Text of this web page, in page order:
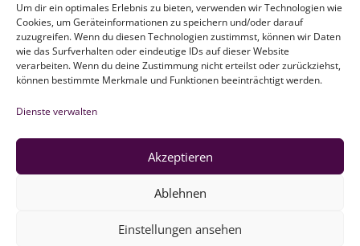
Um dir ein optimales Erlebnis zu bieten, verwenden wir Technologien wie
Cookies, um Geräteinformationen zu speichern und/oder darauf
zuzugreifen. Wenn du diesen Technologien zustimmst, können wir Daten
wie das Surfverhalten oder eindeutige IDs auf dieser Website
verarbeiten. Wenn du deine Zustimmung nicht erteilst oder zurückziehst,
können bestimmte Merkmale und Funktionen beeinträchtigt werden.
Dienste verwalten
Akzeptieren
Ablehnen
Einstellungen ansehen
ZEBAU GMBH